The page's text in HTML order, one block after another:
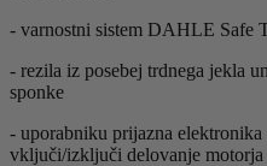
- varnostni sistem DAHLE Safe
- rezila iz posebej trdnega jekla
sponke
- uporabniku prijazna
vključi/izključi delovanje motorja